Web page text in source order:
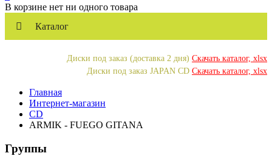
В корзине нет ни одного товара
Каталог
Диски под заказ (доставка 2 дня) Скачать каталог, xlsx
Диски под заказ JAPAN CD Скачать каталог, xlsx
Главная
Интернет-магазин
CD
ARMIK - FUEGO GITANA
Группы